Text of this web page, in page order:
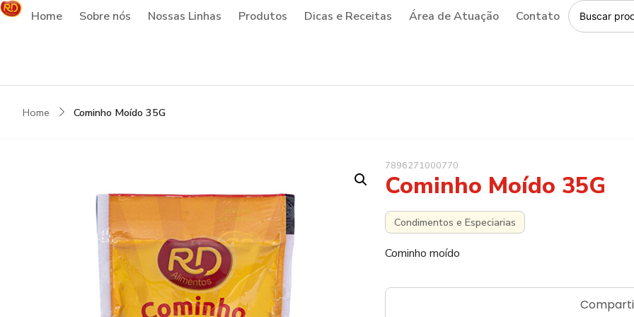
Home Sobre nós Nossas Linhas Produtos Dicas e Receitas Área de Atuação Contato
Home Cominho Moído 35G
7896271000770
Cominho Moído 35G
Condimentos e Especiarias
Cominho moído